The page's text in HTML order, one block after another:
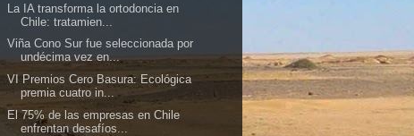
La IA transforma la ortodoncia en
Chile: tratamien...
Viña Cono Sur fue seleccionada por
undécima vez en...
VI Premios Cero Basura: Ecológica
premia cuatro in...
El 75% de las empresas en Chile
enfrentan desafíos...